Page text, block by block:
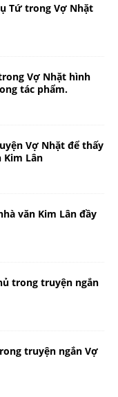
Tứ trong Vợ Nhặt
Vợ Nhặt hình
tác phẩm.
Vợ Nhặt để thấy
Kim Lân
văn Kim Lân đầy
trong truyện ngắn
truyện ngắn Vợ